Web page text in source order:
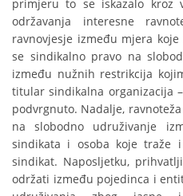
primjeru to se iskazalo kroz
održavanja interesne
ravnovjesje između mjera
se sindikalno pravo na
između nužnih restrikcija
titular sindikalna organizacija
podvrgnuto. Nadalje,
na slobodno udruživanje
sindikata i osoba koje traže
sindikat. Naposljetku,
održati između pojedinca i